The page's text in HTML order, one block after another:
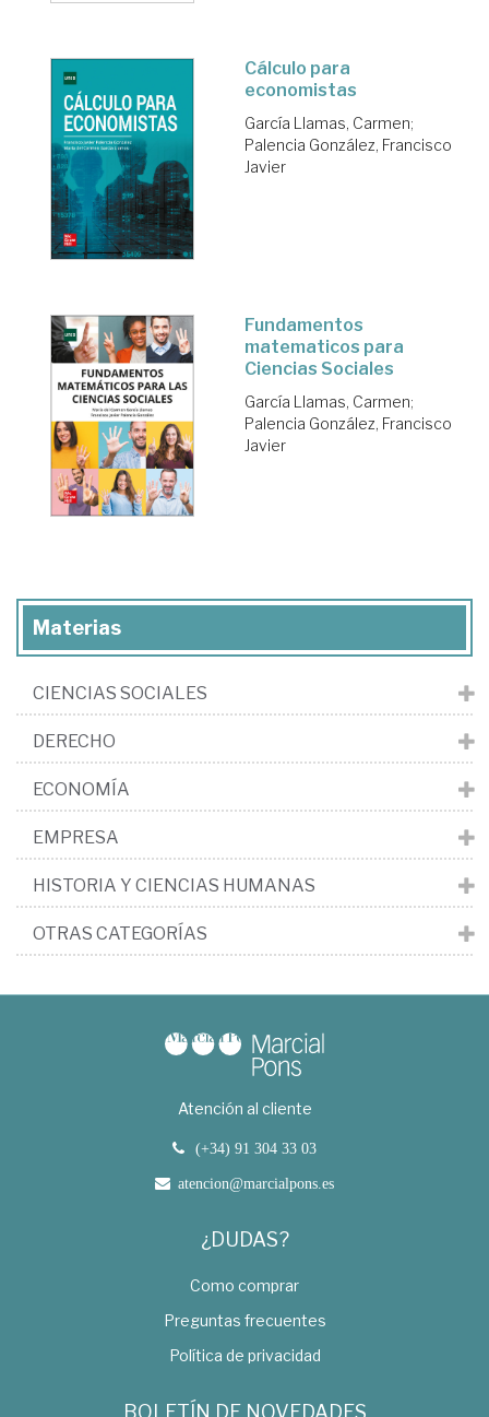
Cálculo para
economistas
García Llamas, Carmen;
Palencia González, Francisco
Javier
Fundamentos
matematicos para
Ciencias Sociales
García Llamas, Carmen;
Palencia González, Francisco
Javier
Materias
CIENCIAS SOCIALES
DERECHO
ECONOMÍA
EMPRESA
HISTORIA Y CIENCIAS HUMANAS
OTRAS CATEGORÍAS
Atención al cliente
(+34) 91 304 33 03
atencion@marcialpons.es
¿DUDAS?
Como comprar
Preguntas frecuentes
Política de privacidad
BOLETÍN DE NOVEDADES